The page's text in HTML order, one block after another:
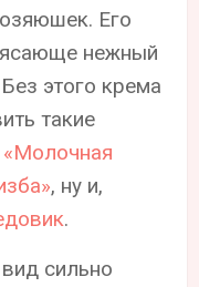
Его
нежный
этого крема
такие
«‎Молочная
‎, ну и,
.
сильно